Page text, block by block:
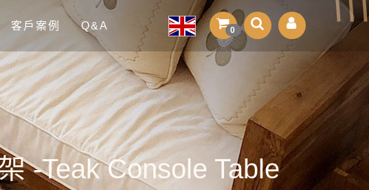
客戶案例 Q&A 0
-Teak Console Table